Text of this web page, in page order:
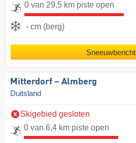
0 van 29,5 km piste open
- cm (berg)
Sneeuwbericht
Mitterdorf – Almberg
Duitsland
Skigebied gesloten
0 van 6,4 km piste open